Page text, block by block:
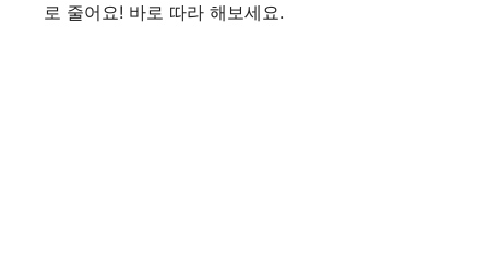
로 줄어요! 바로 따라 해보세요.